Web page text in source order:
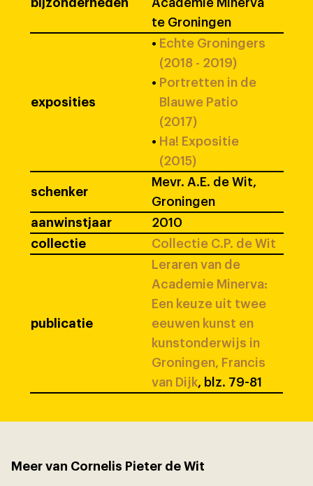
bijzonderheden
Academie Minerva
te Groningen
exposities
• Echte Groningers
(2018 - 2019)
• Portretten in de
Blauwe Patio
(2017)
• Ha! Expositie
(2015)
schenker
Mevr. A.E. de Wit,
Groningen
aanwinstjaar
2010
collectie
Collectie C.P. de Wit
publicatie
Leraren van de
Academie Minerva:
Een keuze uit twee
eeuwen kunst en
kunstonderwijs in
Groningen, Francis
van Dijk, blz. 79-81
Meer van Cornelis Pieter de Wit